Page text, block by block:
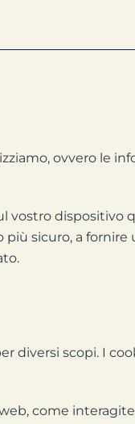
ovvero le
vostro dispositivo
sicuro, a fornire
diversi scopi. I
come